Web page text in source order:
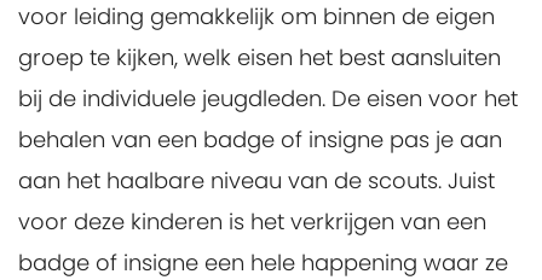
voor leiding gemakkelijk om binnen de eigen
groep te kijken, welk eisen het best aansluiten
bij de individuele jeugdleden. De eisen voor het
behalen van een badge of insigne pas je aan
aan het haalbare niveau van de scouts. Juist
voor deze kinderen is het verkrijgen van een
badge of insigne een hele happening waar ze